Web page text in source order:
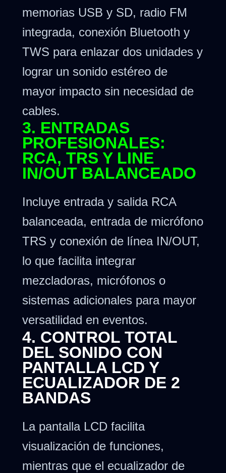
memorias USB y SD, radio FM
integrada, conexión Bluetooth y
TWS para enlazar dos unidades y
lograr un sonido estéreo de
mayor impacto sin necesidad de
cables.
3. ENTRADAS
PROFESIONALES:
RCA, TRS Y LINE
IN/OUT BALANCEADO
Incluye entrada y salida RCA
balanceada, entrada de micrófono
TRS y conexión de línea IN/OUT,
lo que facilita integrar
mezcladoras, micrófonos o
sistemas adicionales para mayor
versatilidad en eventos.
4. CONTROL TOTAL
DEL SONIDO CON
PANTALLA LCD Y
ECUALIZADOR DE 2
BANDAS
La pantalla LCD facilita
visualización de funciones,
mientras que el ecualizador de